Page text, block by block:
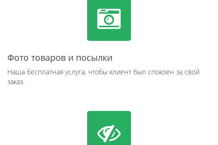
Фото товаров и посылки
Наша бесплатная услуга, чтобы клиент был спокоен за свой
заказ.